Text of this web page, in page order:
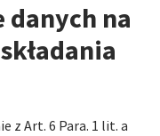
na
z Art. 6 Para. 1 lit. a